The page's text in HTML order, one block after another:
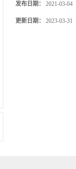
发布日期： 2021-03-04
更新日期： 2023-03-31